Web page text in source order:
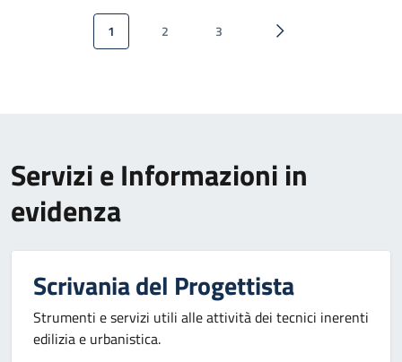
Paginazione
Pagina attuale
1 Pagina
2 Pagina
3 Pagina successiva
Servizi e Informazioni in
evidenza
Scrivania del Progettista
Strumenti e servizi utili alle attività dei tecnici inerenti
edilizia e urbanistica.